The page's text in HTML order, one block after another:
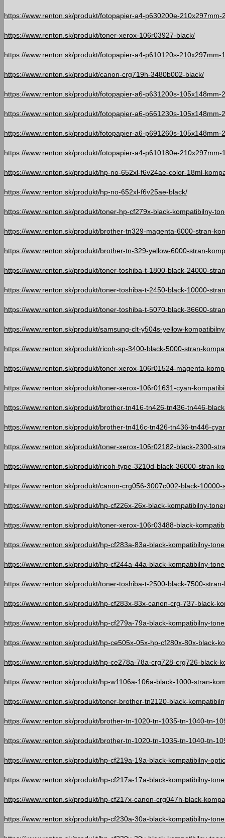
https://www.renton.sk/produkt/fotopapier-a4-p630200e-210x297mm-
https://www.renton.sk/produkt/toner-xerox-106r03927-black/
https://www.renton.sk/produkt/fotopapier-a4-p610120s-210x297mm-
https://www.renton.sk/produkt/canon-crg719h-3480b002-black/
https://www.renton.sk/produkt/fotopapier-a6-p631200s-105x148mm-
https://www.renton.sk/produkt/fotopapier-a6-p661230s-105x148mm-
https://www.renton.sk/produkt/fotopapier-a6-p691260s-105x148mm-
https://www.renton.sk/produkt/fotopapier-a4-p610180e-210x297mm-
https://www.renton.sk/produkt/hp-no-652xl-f6v24ae-color-18ml-
https://www.renton.sk/produkt/hp-no-652xl-f6v25ae-black/
https://www.renton.sk/produkt/toner-hp-cf279x-black-kompatibilny-
https://www.renton.sk/produkt/brother-tn329-magenta-6000-stran-
https://www.renton.sk/produkt/brother-tn-329-yellow-6000-stran-
https://www.renton.sk/produkt/toner-toshiba-t-1800-black-24000-
https://www.renton.sk/produkt/toner-toshiba-t-2450-black-10000-
https://www.renton.sk/produkt/toner-toshiba-t-5070-black-36600-
https://www.renton.sk/produkt/samsung-clt-y504s-yellow-
https://www.renton.sk/produkt/ricoh-sp-3400-black-5000-stran-
https://www.renton.sk/produkt/toner-xerox-106r01524-magenta-
https://www.renton.sk/produkt/toner-xerox-106r01631-cyan-
https://www.renton.sk/produkt/brother-tn416-tn426-tn436-tn446-
https://www.renton.sk/produkt/brother-tn416c-tn426-tn436-tn446-
https://www.renton.sk/produkt/toner-xerox-106r02182-black-2300-
https://www.renton.sk/produkt/ricoh-type-3210d-black-36000-stran-
https://www.renton.sk/produkt/canon-crg056-3007c002-black-
https://www.renton.sk/produkt/hp-cf226x-26x-black-kompatibilny-
https://www.renton.sk/produkt/toner-xerox-106r03488-black-
https://www.renton.sk/produkt/hp-cf283a-83a-black-kompatibilny-
https://www.renton.sk/produkt/hp-cf244a-44a-black-kompatibilny-
https://www.renton.sk/produkt/toner-toshiba-t-2500-black-7500-
https://www.renton.sk/produkt/hp-cf283x-83x-canon-crg-737-black-
https://www.renton.sk/produkt/hp-cf279a-79a-black-kompatibilny-
https://www.renton.sk/produkt/hp-ce505x-05x-hp-cf280x-80x-black-
https://www.renton.sk/produkt/hp-ce278a-78a-crg728-crg726-black-
https://www.renton.sk/produkt/hp-w1106a-106a-black-1000-stran-
https://www.renton.sk/produkt/toner-brother-tn2120-black-
https://www.renton.sk/produkt/brother-tn-1020-tn-1035-tn-1040-tn-
https://www.renton.sk/produkt/brother-tn-1020-tn-1035-tn-1040-tn-
https://www.renton.sk/produkt/hp-cf219a-19a-black-kompatibilny-
https://www.renton.sk/produkt/hp-cf217a-17a-black-kompatibilny-
https://www.renton.sk/produkt/hp-cf217x-canon-crg047h-black-
https://www.renton.sk/produkt/hp-cf230a-30a-black-kompatibilny-